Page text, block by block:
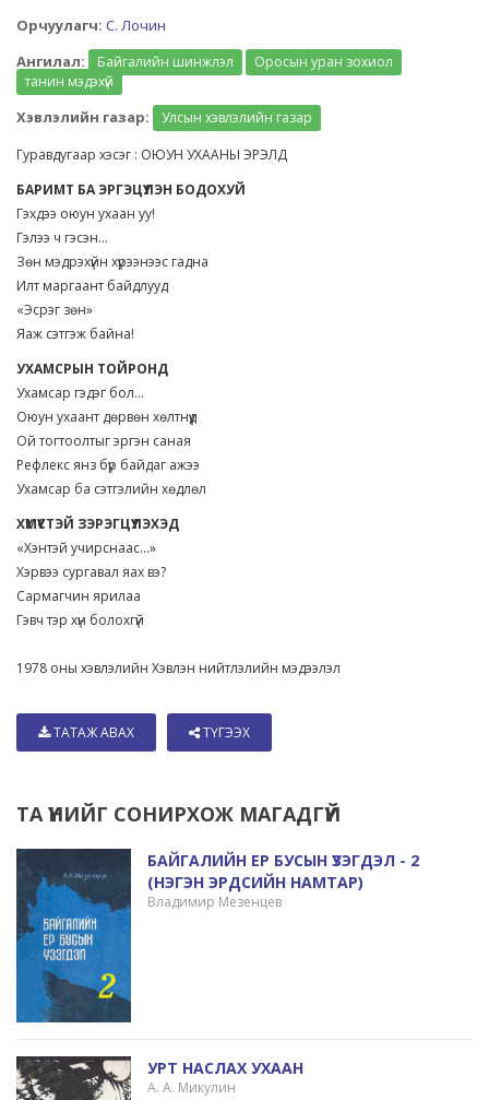
Орчуулагч: С. Лочин
Ангилал:
Байгалийн шинжлэл
Оросын уран зохиол
танин мэдэхүй
Хэвлэлийн газар:
Улсын хэвлэлийн газар
Гуравдугаар хэсэг : ОЮУН УХААНЫ ЭРЭЛД
БАРИМТ БА ЭРГЭЦҮҮЛЭН БОДОХУЙ
Гэхдээ оюун ухаан уу!
Гэлээ ч гэсэн...
Зөн мэдрэхүйн хүрээнээс гадна
Илт маргаант байдлууд
«Эсрэг зөн»
Яаж сэтгэж байна!
УХАМСРЫН ТОЙРОНД
Ухамсар гэдэг бол...
Оюун ухаант дөрвөн хөлтнүүд
Ой тогтоолтыг эргэн саная
Рефлекс янз бүр байдаг ажээ
Ухамсар ба сэтгэлийн хөдлөл
ХҮМҮҮСТЭЙ ЗЭРЭГЦҮҮЛЭХЭД
«Хэнтэй учирснаас...»
Хэрвээ сургавал яах вэ?
Сармагчин ярилаа
Гэвч тэр хүн болохгүй
1978 оны хэвлэлийн Хэвлэн нийтлэлийн мэдээлэл
ТАТАЖ АВАХ ТҮГЭЭХ
ТА ҮҮНИЙГ СОНИРХОЖ МАГАДГҮЙ
БАЙГАЛИЙН ЕР БУСЫН ҮЗЭГДЭЛ - 2
(НЭГЭН ЭРДСИЙН НАМТАР)
Владимир Мезенцев
УРТ НАСЛАХ УХААН
А. А. Микулин